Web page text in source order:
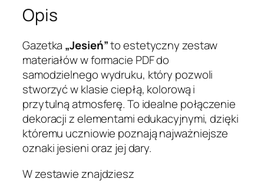
a
z
e
t
k
a
"
J
E
S
I
E
Opis
Gazetka „Jesień”to estetyczny zestaw
materiałów w formacie PDF do
samodzielnego wydruku, który pozwoli
stworzyć w klasie ciepłą, kolorową i
przytulną atmosferę. To idealne połączenie
dekoracji z elementami edukacyjnymi, dzięki
któremu uczniowie poznają najważniejsze
oznaki jesieni oraz jej dary.
W zestawie znajdziesz